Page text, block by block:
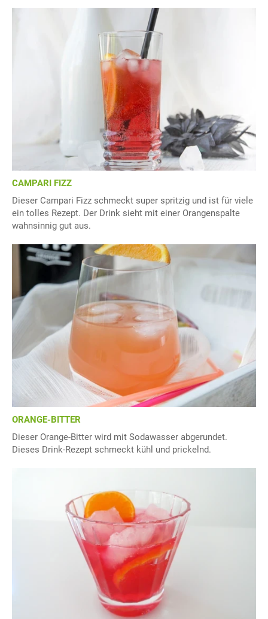
CAMPARI FIZZ
Dieser Campari Fizz schmeckt super spritzig und ist für viele
ein tolles Rezept. Der Drink sieht mit einer Orangenspalte
wahnsinnig gut aus.
ORANGE-BITTER
Dieser Orange-Bitter wird mit Sodawasser abgerundet.
Dieses Drink-Rezept schmeckt kühl und prickelnd.